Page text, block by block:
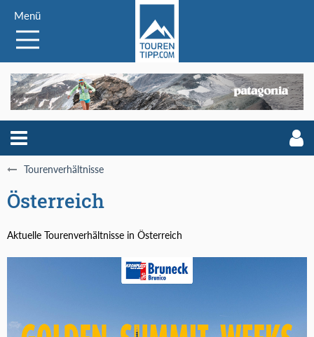
Menü
Tourenverhältnisse
Österreich
Aktuelle Tourenverhältnisse in Österreich